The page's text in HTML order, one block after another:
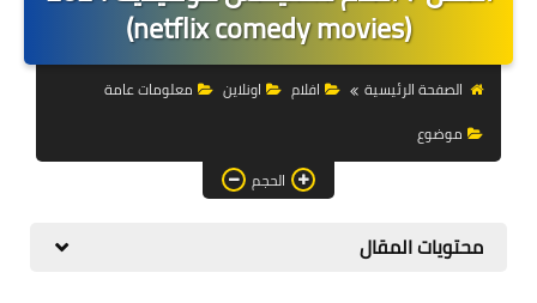
التجارة الالكترونية
التسويق
وظائف
(netflix comedy movies)
الصفحة الرئيسية افلام اونلاين
معلومات عامة
موضوع
الحجم
محتويات المقال